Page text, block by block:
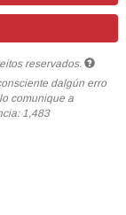
reservados.
dalgún erro
comunique a
1,483